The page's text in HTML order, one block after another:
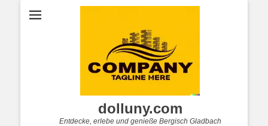
dolluny.com
Entdecke, erlebe und genieße Bergisch Gladbach